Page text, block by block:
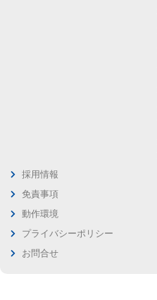
採用情報
免責事項
動作環境
プライバシーポリシー
お問合せ